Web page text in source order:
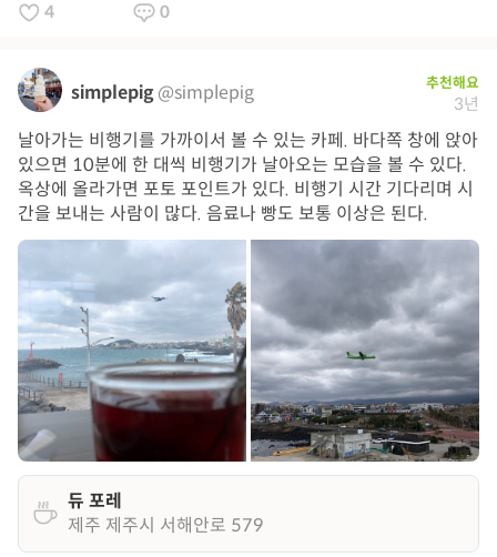
4 0
simplepig @simplepig 추천해요
3년
날아가는 비행기를 가까이서 볼 수 있는 카페. 바다쪽 창에 앉아
있으면 10분에 한 대씩 비행기가 날아오는 모습을 볼 수 있다.
옥상에 올라가면 포토 포인트가 있다. 비행기 시간 기다리며 시
간을 보내는 사람이 많다. 음료나 빵도 보통 이상은 된다.
듀 포레
제주 제주시 서해안로 579